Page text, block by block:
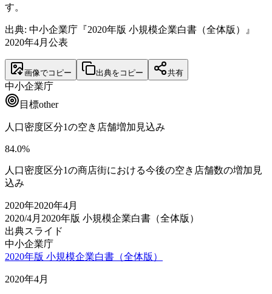
す。
出典: 中小企業庁『2020年版 小規模企業白書（全体版）』
2020年4月公表
画像でコピー 出典をコピー 共有
中小企業庁
目標other
人口密度区分1の空き店舗増加見込み
84.0%
人口密度区分1の商店街における今後の空き店舗数の増加見
込み
2020年2020年4月
2020/4月 2020年版 小規模企業白書（全体版）
出典スライド
中小企業庁
2020年版 小規模企業白書（全体版）
2020年4月